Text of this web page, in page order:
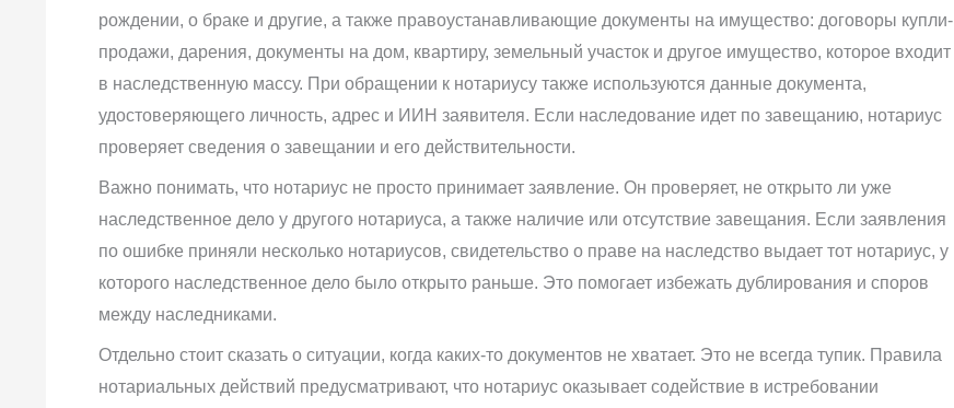
рождении, о браке и другие, а также правоустанавливающие документы на имущество: договоры купли-
продажи, дарения, документы на дом, квартиру, земельный участок и другое имущество, которое входит
в наследственную массу. При обращении к нотариусу также используются данные документа,
удостоверяющего личность, адрес и ИИН заявителя. Если наследование идет по завещанию, нотариус
проверяет сведения о завещании и его действительности.
Важно понимать, что нотариус не просто принимает заявление. Он проверяет, не открыто ли уже
наследственное дело у другого нотариуса, а также наличие или отсутствие завещания. Если заявления
по ошибке приняли несколько нотариусов, свидетельство о праве на наследство выдает тот нотариус, у
которого наследственное дело было открыто раньше. Это помогает избежать дублирования и споров
между наследниками.
Отдельно стоит сказать о ситуации, когда каких-то документов не хватает. Это не всегда тупик. Правила
нотариальных действий предусматривают, что нотариус оказывает содействие в истребовании